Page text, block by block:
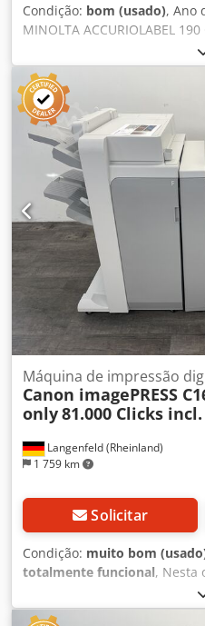
Condição: bom (usado), Ano
MINOLTA ACCURIOLABEL
de fabricação: 2018 _____
da máquina:  Contagem
milhões  Largura da
impressão: até 60 ppm 
Formatos de papel: A6 –
Impressão duplex: Sim 
Sistema de toner: Toner
as peças de reposição
ALEMANHA – como nova.
Langenfeld (Rheinland)
1 759 km
Máquina de impressão
Canon imagePRESS
only81.000 Clicks
Solicitar
Condição: muito bom
totalmente funcional, Nesta
sistema de produção de
C165" Chodowkqxxepfx